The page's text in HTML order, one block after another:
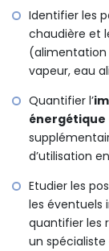
Identifier les
chaudière et
(alimentation
vapeur, eau
Quantifier l’
énergétique
d’utilisation
Etudier les
les éventuels
quantifier les
un